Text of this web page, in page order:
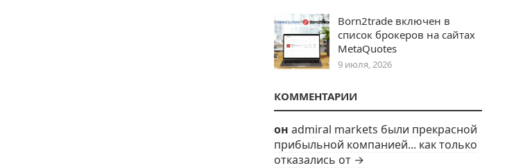
Born2trade включен в
список брокеров на сайтах
MetaQuotes
9 июля, 2026
КОММЕНТАРИИ
он admiral markets были прекрасной
прибыльной компанией... как только
отказались от →